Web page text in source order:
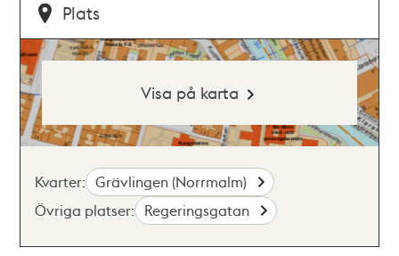
Plats
Visa på karta
Kvarter: Grävlingen (Norrmalm)
Övriga platser: Regeringsgatan